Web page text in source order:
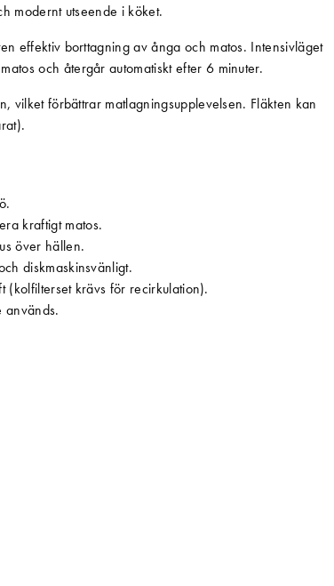
modernt utseende i köket.
effektiv borttagning av ånga och matos. Intensivläget
och återgår automatiskt efter 6 minuter.
vilket förbättrar matlagningsupplevelsen. Fläkten kan
kraftigt matos.
över hällen.
diskmaskinsvänligt.
(kolfilterset krävs för recirkulation).
används.